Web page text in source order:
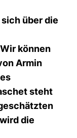
über die
können
Armin
steht
die